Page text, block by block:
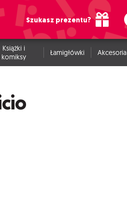
Szukasz prezentu?
Książki i
komiksy
Łamigłówki Akcesoria